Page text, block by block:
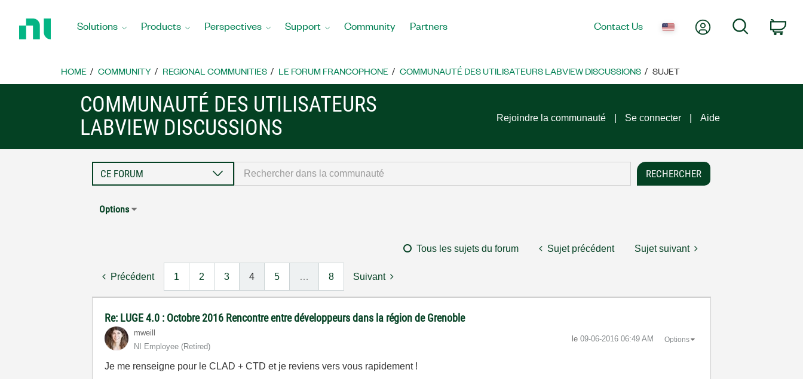
Home
Solutions Products Perspectives Support Community Partners Contact Us My AccountSearch
HOME COMMUNITY REGIONAL COMMUNITIES LE FORUM FRANCOPHONE COMMUNAUTÉ DES UTILISATEURS LABVIEW DISCUSSIONS SUJET
COMMUNAUTÉ DES UTILISATEURS
LABVIEW DISCUSSIONS
Rejoindre la communauté Se connecter Aide
Options
Tous les sujets du forum Sujet précédent Sujet suivant
Précédent 1 2 3 4 5 … 8 Suivant
Re: LUGE 4.0 : Octobre 2016 Rencontre entre développeurs dans la région de Grenoble
mweill
NI Employee (retired)
le ‎09-06-2016 06:49 AM Options
Je me renseigne pour le CLAD + CTD et je reviens vers vous rapidement !